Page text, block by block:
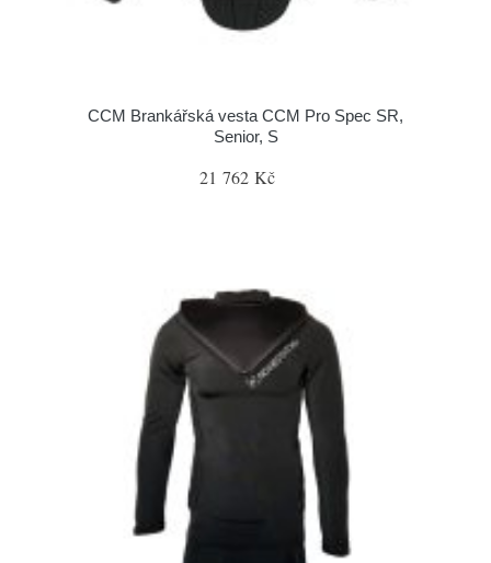
CCM Brankářská vesta CCM Pro Spec SR,
Senior, S
21 762 Kč